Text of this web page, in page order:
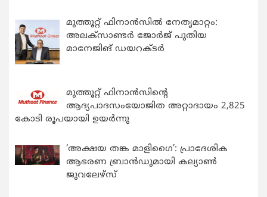
മുത്തൂറ്റ് ഫിനാൻസിൽ നേതൃമാറ്റം:
അലക്സാണ്ടർ ജോർജ് പുതിയ
മാനേജിങ് ഡയറക്ടർ
മുത്തൂറ്റ് ഫിനാൻസിന്റെ
ആദ്യപാദസംയോജിത അറ്റാദായം 2,825
കോടി രൂപയായി ഉയർന്നു
‘അക്ഷയ തങ്ക മാളിഗൈ’: പ്രാദേശിക
ആഭരണ ബ്രാന്‍ഡുമായി കല്യാണ്‍
ജുവലേഴ്‌സ്